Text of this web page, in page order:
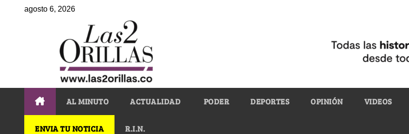
agosto 6, 2026
AL MINUTO ACTUALIDAD PODER DEPORTES OPINIÓN VIDEOS
ENVIA TU NOTICIA R.I.N.